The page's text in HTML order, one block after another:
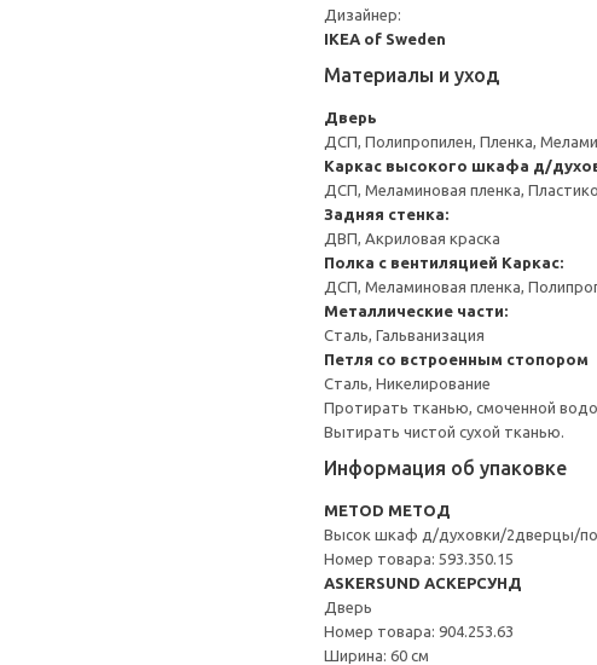
Дизайнер:
IKEA of Sweden
Материалы и уход
Дверь
ДСП, Полипропилен, Пленка,
Каркас высокого шкафа д/
ДСП, Меламиновая пленка,
Задняя стенка:
ДВП, Акриловая краска
Полка с вентиляцией Каркас:
ДСП, Меламиновая пленка,
Металлические части:
Сталь, Гальванизация
Петля со встроенным стопором
Сталь, Никелирование
Протирать тканью, смоченной
Вытирать чистой сухой тканью.
Информация об упаковке
METOD МЕТОД
Высок шкаф д/духовки/2дверцы/
Номер товара: 593.350.15
ASKERSUND АСКЕРСУНД
Дверь
Номер товара: 904.253.63
Ширина: 60 см